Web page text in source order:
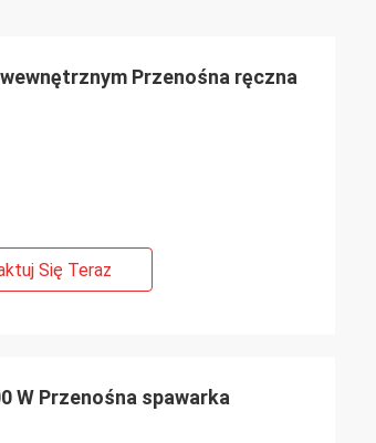
Przenośna ręczna
Się Teraz
W Przenośna spawarka